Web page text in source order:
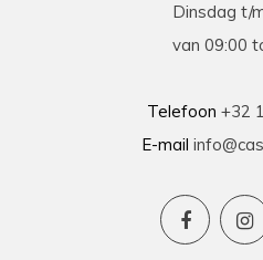
Dinsdag t/
van 09:00
Telefoon +32
E-mail